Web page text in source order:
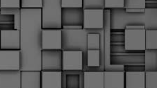
σε
ότι
το
να το